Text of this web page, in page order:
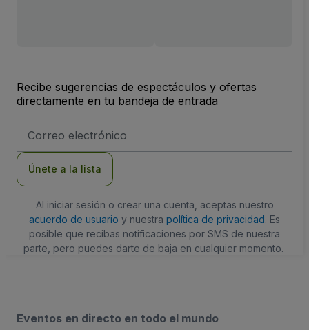
Recibe sugerencias de espectáculos y ofertas
directamente en tu bandeja de entrada
de
Únete a la lista
Al iniciar sesión o crear una cuenta, aceptas nuestro
acuerdo de usuario y nuestra política de privacidad. Es
posible que recibas notificaciones por SMS de nuestra
parte, pero puedes darte de baja en cualquier momento.
Eventos en directo en todo el mundo